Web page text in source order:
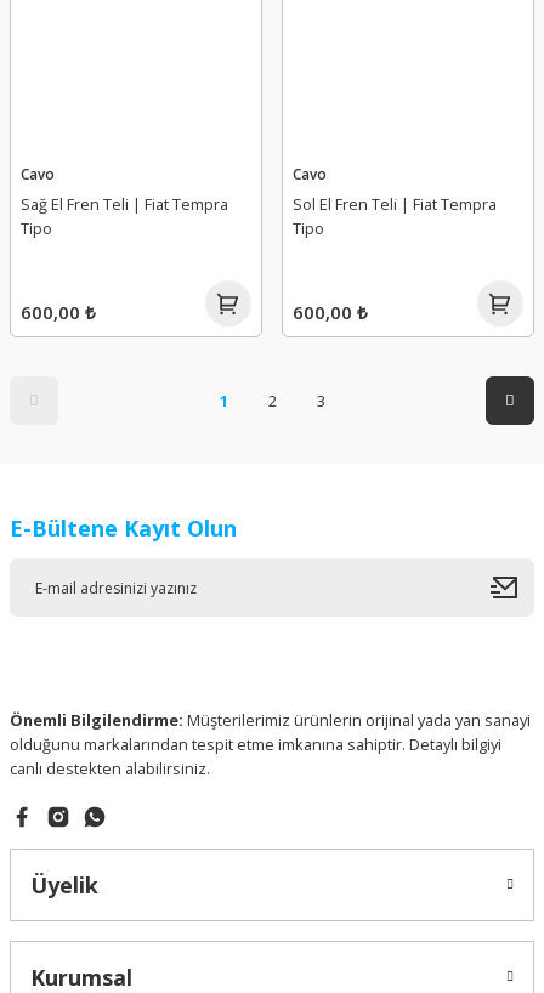
Cavo
Sağ El Fren Teli | Fiat Tempra
Tipo
600,00 ₺
Cavo
Sol El Fren Teli | Fiat Tempra
Tipo
600,00 ₺
1 2 3
E-Bültene Kayıt Olun
Önemli Bilgilendirme: Müşterilerimiz ürünlerin orijinal yada yan sanayi
olduğunu markalarından tespit etme imkanına sahiptir. Detaylı bilgiyi
canlı destekten alabilirsiniz.
Üyelik
Kurumsal